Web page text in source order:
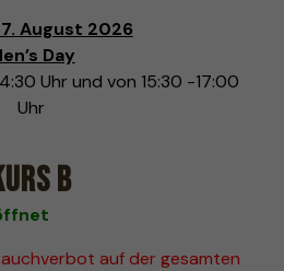
August 2026
Day
Uhr und von 15:30 -17:00
Uhr
B
auf der gesamten